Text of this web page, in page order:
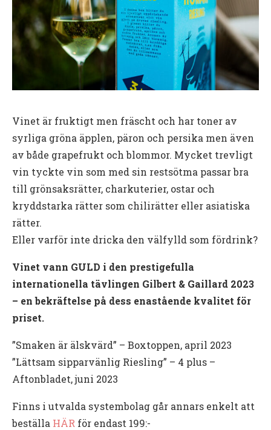
Vinet är fruktigt men fräscht och har toner av
syrliga gröna äpplen, päron och persika men även
av både grapefrukt och blommor. Mycket trevligt
vin tyckte vin som med sin restsötma passar bra
till grönsaksrätter, charkuterier, ostar och
kryddstarka rätter som chilirätter eller asiatiska
rätter.
Eller varför inte dricka den välfylld som fördrink?
Vinet vann GULD i den prestigefulla
internationella tävlingen Gilbert & Gaillard 2023
– en bekräftelse på dess enastående kvalitet för
priset.
”Smaken är älskvärd” – Boxtoppen, april 2023
”Lättsam sipparvänlig Riesling” – 4 plus –
Aftonbladet, juni 2023
Finns i utvalda systembolag går annars enkelt att
beställa HÄR för endast 199:-